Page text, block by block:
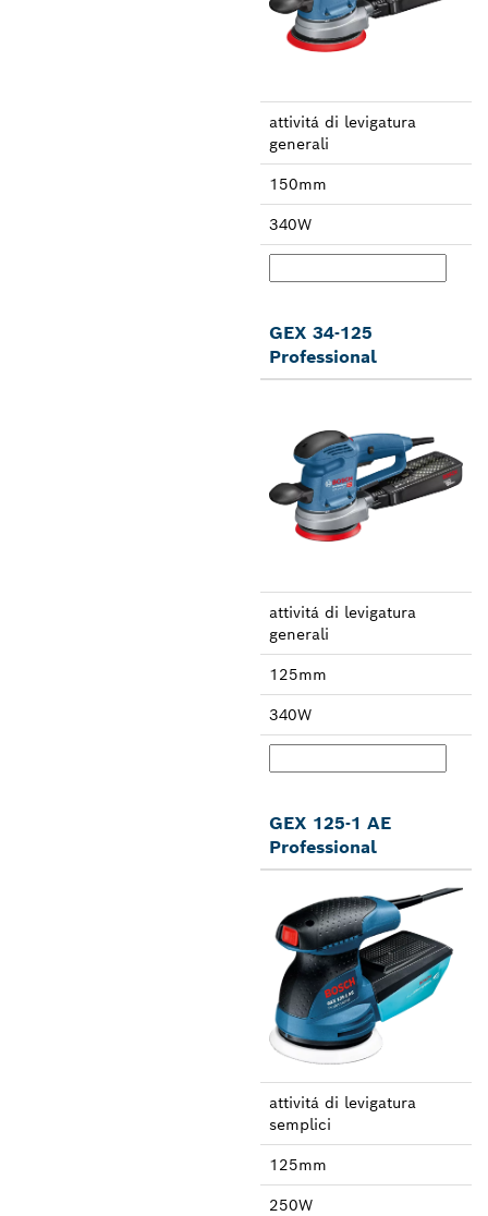
attivitá di leviga­tura
generali
150mm
340W
GEX 34-125
Professional
attivitá di leviga­tura
generali
125mm
340W
GEX 125-1 AE
Professional
attivitá di leviga­tura
semplici
125mm
250W